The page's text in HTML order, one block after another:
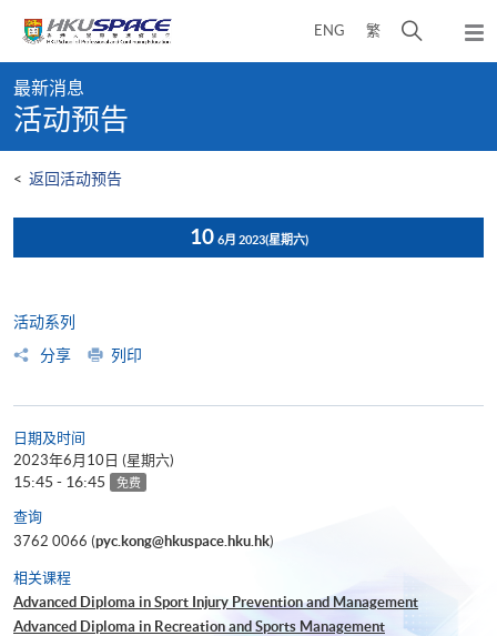
content
ENG 繁
开
弹
出
content
start
最新消息
活动预告
< 返回活动预告
10 6月 2023(星期六)
活动系列
分享
列印
日期及时间
2023年6月10日 (星期六)
15:45 - 16:45 免费
查询
3762 0066 (pyc.kong@hkuspace.hku.hk)
相关课程
Advanced Diploma in Sport Injury Prevention and Management
Advanced Diploma in Recreation and Sports Management